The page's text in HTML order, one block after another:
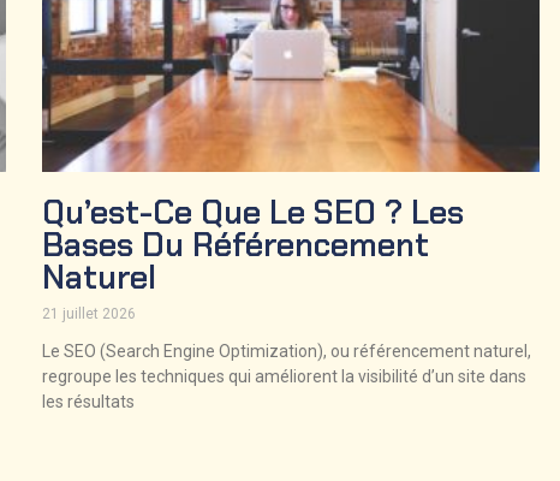
Qu’est-Ce Que Le SEO ? Les
Bases Du Référencement
Naturel
21 juillet 2026
Le SEO (Search Engine Optimization), ou référencement naturel,
regroupe les techniques qui améliorent la visibilité d’un site dans
les résultats